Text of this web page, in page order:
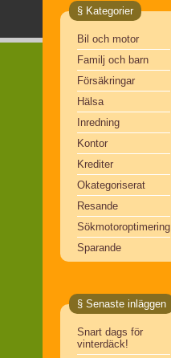
§ Kategorier
Bil och motor
Familj och barn
Försäkringar
Hälsa
Inredning
Kontor
Krediter
Okategoriserat
Resande
Sökmotoroptimering
Sparande
§ Senaste inläggen
Snart dags för
vinterdäck!